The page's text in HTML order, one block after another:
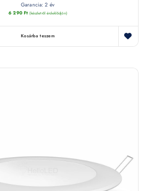
Garancia: 2 év
6 290 Ft (készletről érdeklődjön)
Kosárba teszem